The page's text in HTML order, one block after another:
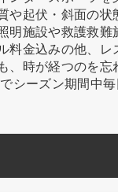
起伏・斜面の
施設や救護救
金込みの他、
時が経つのを
シーズン期間中